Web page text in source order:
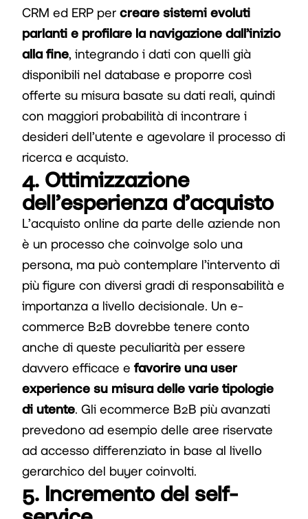
CRM ed ERP per creare sistemi evoluti
parlanti e profilare la navigazione dall’inizio
alla fine, integrando i dati con quelli già
disponibili nel database e proporre così
offerte su misura basate su dati reali, quindi
con maggiori probabilità di incontrare i
desideri dell’utente e agevolare il processo di
ricerca e acquisto.
4. Ottimizzazione
dell’esperienza d’acquisto
L’acquisto online da parte delle aziende non
è un processo che coinvolge solo una
persona, ma può contemplare l’intervento di
più figure con diversi gradi di responsabilità e
importanza a livello decisionale. Un e-
commerce B2B dovrebbe tenere conto
anche di queste peculiarità per essere
davvero efficace e favorire una user
experience su misura delle varie tipologie
di utente. Gli ecommerce B2B più avanzati
prevedono ad esempio delle aree riservate
ad accesso differenziato in base al livello
gerarchico del buyer coinvolti.
5. Incremento del self-